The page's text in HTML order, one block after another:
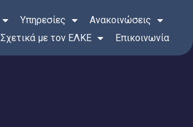
Υπηρεσίες
Ανακοινώσεις
Σχετικά με τον ΕΛΚΕ
Επικοινωνία